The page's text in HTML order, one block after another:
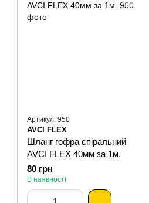
Артикул: 950
AVCI FLEX
Шланг гофра спіральний
AVCI FLEX 40мм за 1м.
80 грн
В наявності